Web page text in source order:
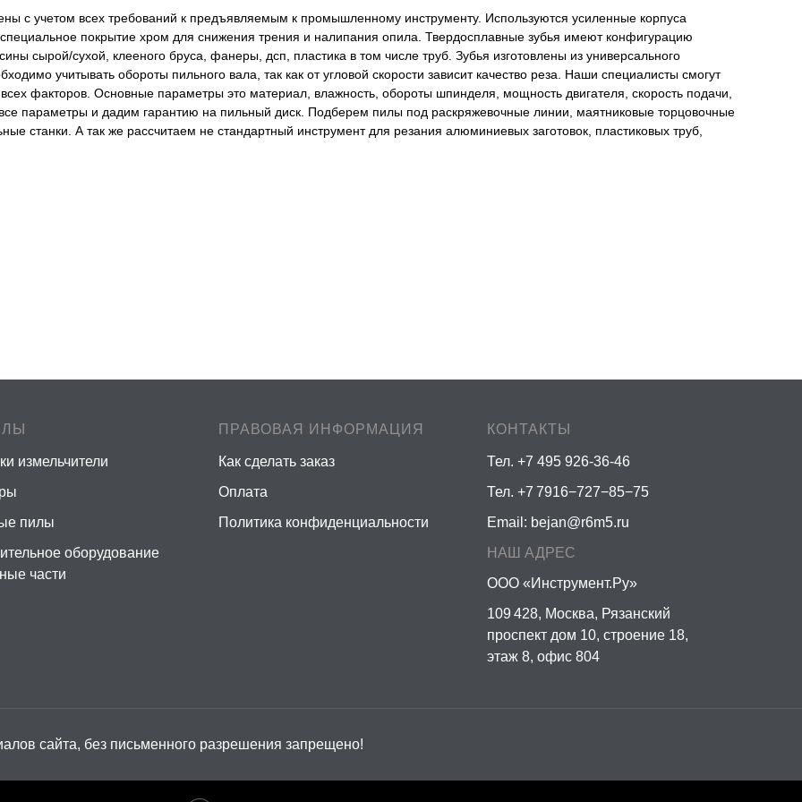
с учетом всех требований к предъявляемым к промышленному инструменту. Используются усиленные корпуса
покрытие хром для снижения трения и налипания опила. Твердосплавные зубья имеют конфигурацию
сырой/сухой, клееного бруса, фанеры, дсп, пластика в том числе труб. Зубья изготовлены из универсального
учитывать обороты пильного вала, так как от угловой скорости зависит качество реза. Наши специалисты смогут
факторов. Основные параметры это материал, влажность, обороты шпинделя, мощность двигателя, скорость подачи,
параметры и дадим гарантию на пильный диск. Подберем пилы под раскряжевочные линии, маятниковые торцовочные
станки. А так же рассчитаем не стандартный инструмент для резания алюминиевых заготовок, пластиковых труб,
измельчители
пилы
оборудование
части
ПРАВОВАЯ ИНФОРМАЦИЯ
Как сделать заказ
Оплата
Политика конфиденциальности
КОНТАКТЫ
Тел. +7 495 926-36-46
Тел. +7 7916−727−85−75
Email: bejan@r6m5.ru
НАШ АДРЕС
ООО «Инструмент.Ру»
109 428, Москва, Рязанский
проспект дом 10, строение 18,
этаж 8, офис 804
сайта, без письменного разрешения запрещено!